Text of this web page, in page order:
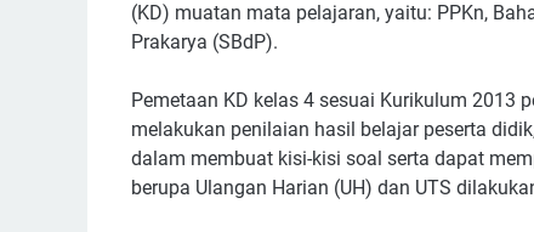
(KD) muatan mata pelajaran, yaitu: PPKn,
Prakarya (SBdP).
Pemetaan KD kelas 4 sesuai Kurikulum 2013
melakukan penilaian hasil belajar peserta
dalam membuat kisi-kisi soal serta dapat
berupa Ulangan Harian (UH) dan UTS